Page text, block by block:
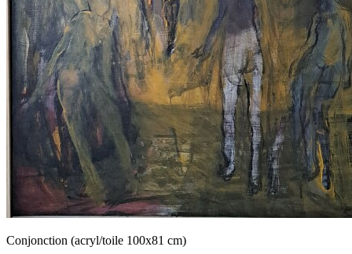
Conjonction (acryl/toile 100x81 cm)